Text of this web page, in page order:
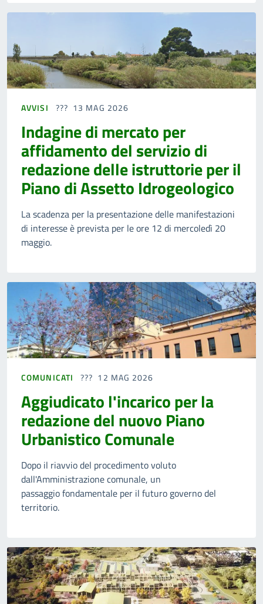
AVVISI 13 MAG 2026
Indagine di mercato per
affidamento del servizio di
redazione delle istruttorie per il
Piano di Assetto Idrogeologico
La scadenza per la presentazione delle manifestazioni
di interesse è prevista per le ore 12 di mercoledì 20
maggio.
COMUNICATI 12 MAG 2026
Aggiudicato l'incarico per la
redazione del nuovo Piano
Urbanistico Comunale
Dopo il riavvio del procedimento voluto
dall'Amministrazione comunale, un
passaggio fondamentale per il futuro governo del
territorio.